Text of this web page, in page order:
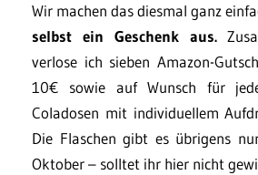
Wir machen das diesmal ganz
selbst ein Geschenk aus.
verlose ich sieben Amazon-
10€ sowie auf Wunsch für
Coladosen mit individuellem
Die Flaschen gibt es übrigens
Oktober – solltet ihr hier nicht